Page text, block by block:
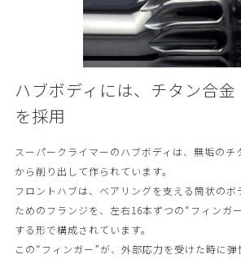
ハブボディには、チタン合金
を採用
スーパークライマーのハブボディは、無垢のチ
から削り出して作られています。
フロントハブは、ベアリングを支える筒状のボ
ためのフランジを、左右16本ずつの“フィンガ
する形で構成されています。
この“フィンガー”が、外部応力を受けた時に